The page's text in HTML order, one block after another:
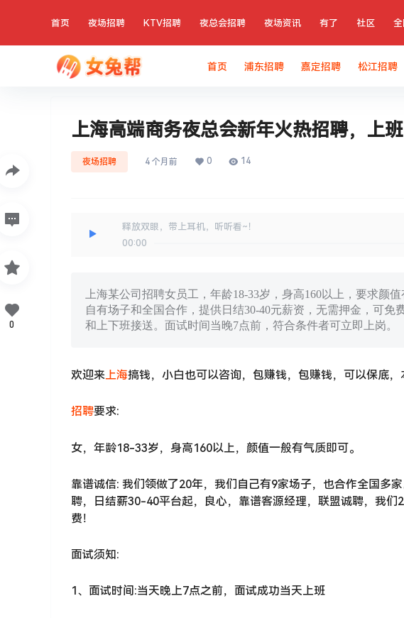
首页 夜场招聘 KTV招聘 夜总会招聘 夜场资讯 有了 社区
首页 浦东招聘 嘉定招聘 松江招聘
上海高端商务夜总会新年火热招聘，上
夜场招聘 4 个月前 0 14
释放双眼，带上耳机，听听看~！
00:00
上海某公司招聘女员工，年龄18-33岁，身高160以上，要求颜
自有场子和全国合作，提供日结30-40元薪资，无需押金，可
和上下班接送。面试时间当晚7点前，符合条件者可立即上岗。
欢迎来上海搞钱，小白也可以咨询，包赚钱，包赚钱，可以保底
招聘要求:
女，年龄18-33岁，身高160以上，颜值一般有气质即可。
靠谱诚信: 我们领做了20年，我们自己有9家场子，也合作全国多
聘，日结薪30-40平台起，良心，靠谱客源经理，联盟诚聘，我
费！
面试须知:
1、面试时间:当天晚上7点之前，面试成功当天上班
0